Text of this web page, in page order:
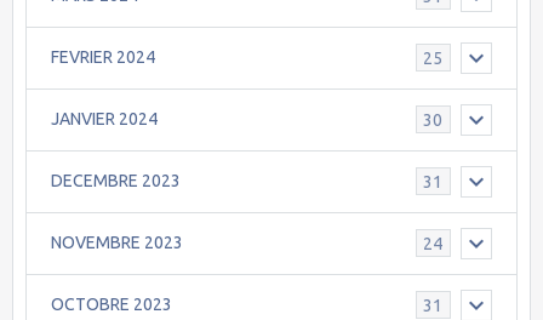
FEVRIER 2024 25
JANVIER 2024 30
DECEMBRE 2023 31
NOVEMBRE 2023 24
OCTOBRE 2023 31